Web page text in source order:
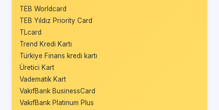
TEB Worldcard
TEB Yıldız Priority Card
TLcard
Trend Kredi Kartı
Türkiye Finans kredi kartı
Üretici Kart
Vadematik Kart
VakıfBank BusinessCard
VakıfBank Platinum Plus